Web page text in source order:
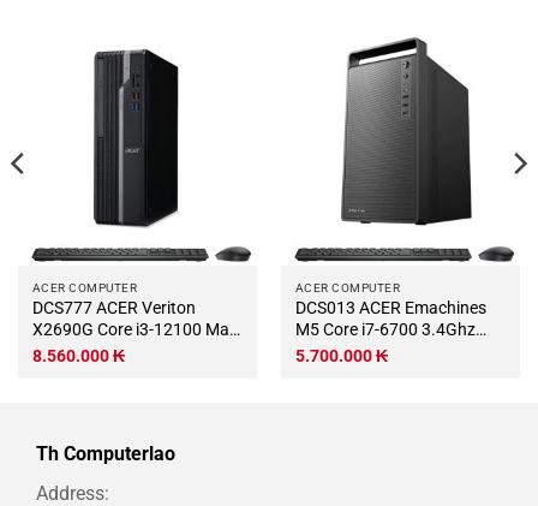
ACER COMPUTER
DCS777 ACER Veriton
X2690G Core i3-12100 Max
Turbo 4.3Ghz RAM DDR4
8.560.000₭
ACER COMPUTER
DCS013 ACER Emachines
M5 Core i7-6700 3.4Ghz
Turbo 4.0Ghz RAM DDR4
5.700.000₭
Th Computerlao
Address: